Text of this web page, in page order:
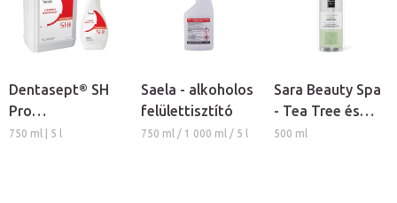
Dentasept® SH
Pro
fertőtlenítőszer
750 ml | 5 l
Saela - alkoholos
felülettisztító
750 ml / 1 000 ml / 5 l
Sara Beauty Spa
- Tea Tree és
Menta
500 ml